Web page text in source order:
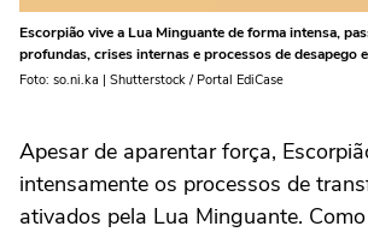
Escorpião vive a Lua Minguante de forma intensa,
profundas, crises internas e processos de desapego
Foto: so.ni.ka | Shutterstock / Portal EdiCase
Apesar de aparentar força,
intensamente os processos de
ativados pela Lua Minguante.